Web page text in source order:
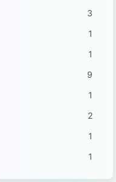
3
1
1
9
1
2
1
1